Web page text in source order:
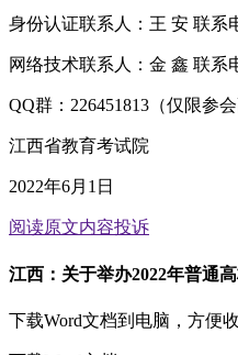
身份认证联系人：王 安 联系
网络技术联系人：金 鑫 联系
QQ群：226451813（仅限参
江西省教育考试院
2022年6月1日
阅读原文内容投诉
江西：关于举办2022年普通
下载Word文档到电脑，方便